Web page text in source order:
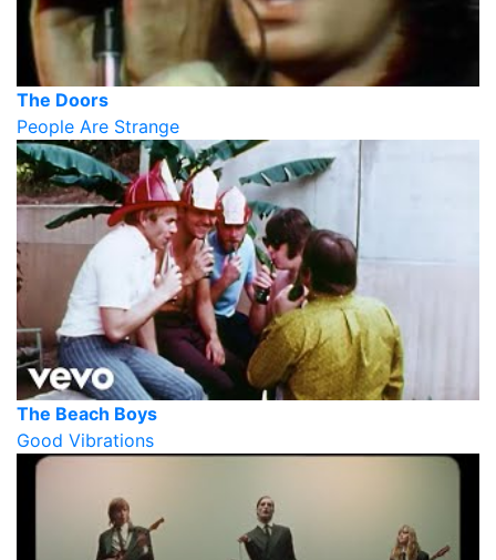
The Doors
People Are Strange
The Beach Boys
Good Vibrations